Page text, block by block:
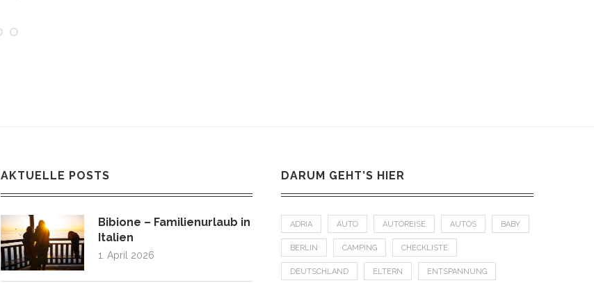
AKTUELLE POSTS
Bibione – Familienurlaub in
Italien
1. April 2026
DARUM GEHT’S HIER
ADRIA AUTO AUTOREISE AUTOS BABY
BERLIN CAMPING CHECKLISTE
DEUTSCHLAND ELTERN ENTSPANNUNG